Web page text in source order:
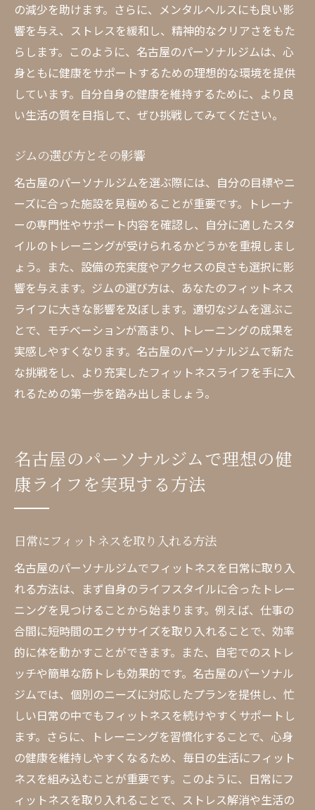
の減少を助けます。さらに、メンタルヘルスにも良い影
響を与え、ストレスを緩和し、精神的なクリアさをもた
らします。このように、名古屋のパーソナルジムは、心
身ともに健康をサポートするための理想的な環境を提供
しています。自分自身の健康を維持するために、より良
い生活の質を目指して、ぜひ挑戦してみてください。
ジムの選び方とその影響
名古屋のパーソナルジムを選ぶ際には、自分の目標やニ
ーズに合った施設を見極めることが重要です。トレーナ
ーの専門性やサポート内容を確認し、自分に適したスタ
イルのトレーニングが受けられるかどうかを重視しまし
ょう。また、設備の充実度やアクセスの良さも選択に影
響を与えます。ジムの選び方は、あなたのフィットネス
ライフに大きな影響を及ぼします。適切なジムを選ぶこ
とで、モチベーションが高まり、トレーニングの成果を
実感しやすくなります。名古屋のパーソナルジムで新た
な挑戦をし、より充実したフィットネスライフを手に入
れるための第一歩を踏み出しましょう。
名古屋のパーソナルジムで理想の健
康ライフを実現する方法
日常にフィットネスを取り入れる方法
名古屋のパーソナルジムでフィットネスを日常に取り入
れる方法は、まず自身のライフスタイルに合ったトレー
ニングを見つけることから始まります。例えば、仕事の
合間に短時間のエクササイズを取り入れることで、効率
的に体を動かすことができます。また、自宅でのストレ
ッチや簡単な筋トレも効果的です。名古屋のパーソナル
ジムでは、個別のニーズに対応したプランを提供し、忙
しい日常の中でもフィットネスを続けやすくサポートし
ます。さらに、トレーニングを習慣化することで、心身
の健康を維持しやすくなるため、毎日の生活にフィット
ネスを組み込むことが重要です。このように、日常にフ
ィットネスを取り入れることで、ストレス解消や生活の